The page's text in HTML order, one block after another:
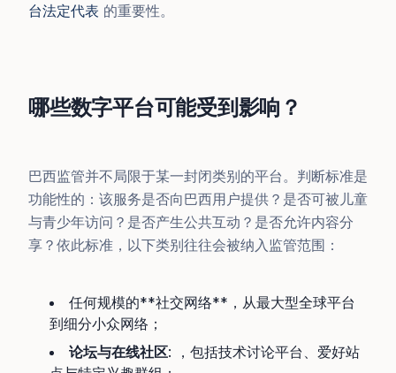
台法定代表 的重要性。
哪些数字平台可能受到影响？
巴西监管并不局限于某一封闭类别的平台。判断标准是
功能性的：该服务是否向巴西用户提供？是否可被儿童
与青少年访问？是否产生公共互动？是否允许内容分
享？依此标准，以下类别往往会被纳入监管范围：
任何规模的**社交网络**，从最大型全球平台
到细分小众网络；
论坛与在线社区: ，包括技术讨论平台、爱好站